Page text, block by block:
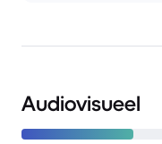
Audiovisueel